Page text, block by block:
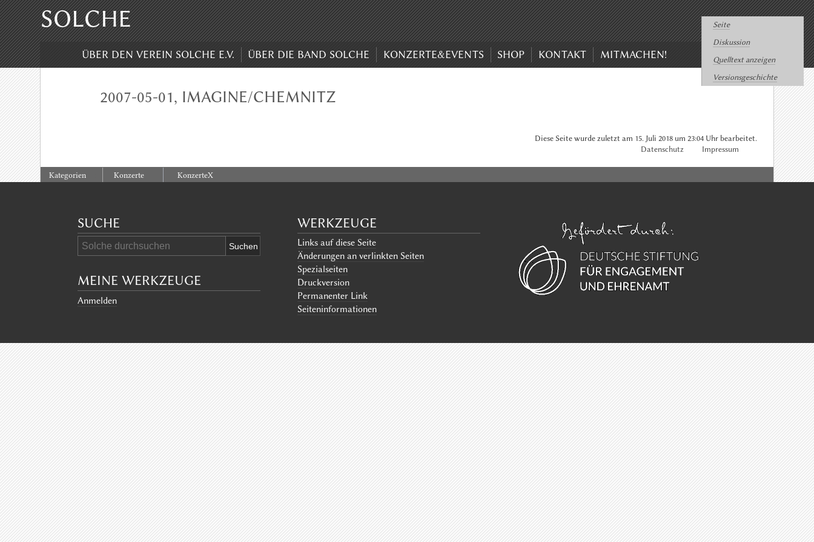
SOLCHE
ÜBER DEN VEREIN SOLCHE E.V. ÜBER DIE BAND SOLCHE KONZERTE&EVENTS SHOP KONTAKT MITMACHEN!
Seite
Diskussion
Quelltext anzeigen
Versionsgeschichte
2007-05-01, IMAGINE/CHEMNITZ
Diese Seite wurde zuletzt am 15. Juli 2018 um 23:04 Uhr bearbeitet.
Datenschutz
Impressum
Kategorien Konzerte KonzerteX
SUCHE
MEINE WERKZEUGE
Anmelden
WERKZEUGE
Links auf diese Seite
Änderungen an verlinkten Seiten
Spezialseiten
Druckversion
Permanenter Link
Seiten­informationen